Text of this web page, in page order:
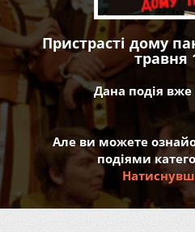
Пристрасті дому
травня
Дана подія вже
Але ви можете
подіями